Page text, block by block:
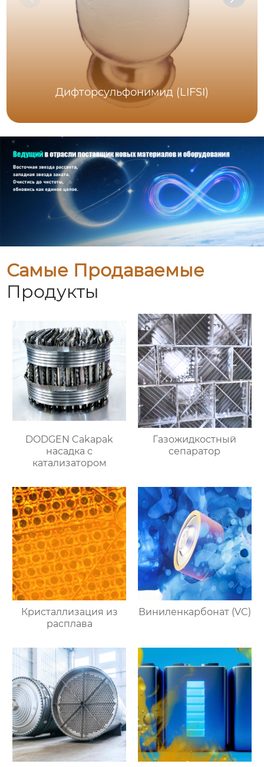
Дифторсульфонимид (LIFSI)
Самые Продаваемые
Продукты
DODGEN Cakapak
насадка с
катализатором
Газожидкостный
сепаратор
Кристаллизация из
расплава
Виниленкарбонат (VC)